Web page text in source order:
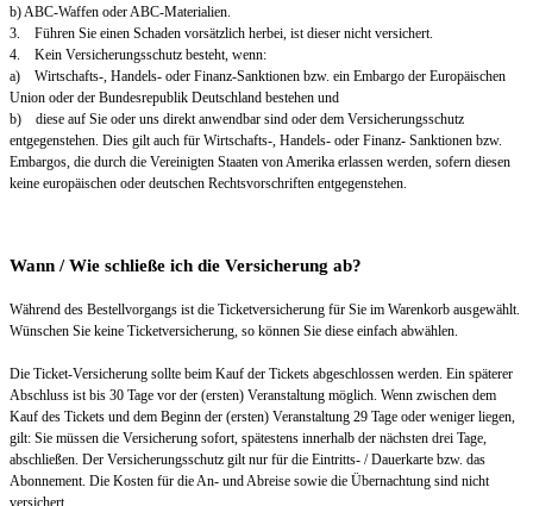
b) ABC-Waffen oder ABC-Materialien.
3. Führen Sie einen Schaden vorsätzlich herbei, ist dieser nicht versichert.
4. Kein Versicherungsschutz besteht, wenn:
a) Wirtschafts-, Handels- oder Finanz-Sanktionen bzw. ein Embargo der Europäischen
Union oder der Bundesrepublik Deutschland bestehen und
b) diese auf Sie oder uns direkt anwendbar sind oder dem Versicherungsschutz
entgegenstehen. Dies gilt auch für Wirtschafts-, Handels- oder Finanz- Sanktionen bzw.
Embargos, die durch die Vereinigten Staaten von Amerika erlassen werden, sofern diesen
keine europäischen oder deutschen Rechtsvorschriften entgegenstehen.
Wann / Wie schließe ich die Versicherung ab?
Während des Bestellvorgangs ist die Ticketversicherung für Sie im Warenkorb ausgewählt.
Wünschen Sie keine Ticketversicherung, so können Sie diese einfach abwählen.
Die Ticket-Versicherung sollte beim Kauf der Tickets abgeschlossen werden. Ein späterer
Abschluss ist bis 30 Tage vor der (ersten) Veranstaltung möglich. Wenn zwischen dem
Kauf des Tickets und dem Beginn der (ersten) Veranstaltung 29 Tage oder weniger liegen,
gilt: Sie müssen die Versicherung sofort, spätestens innerhalb der nächsten drei Tage,
abschließen. Der Versicherungsschutz gilt nur für die Eintritts- / Dauerkarte bzw. das
Abonnement. Die Kosten für die An- und Abreise sowie die Übernachtung sind nicht
versichert.